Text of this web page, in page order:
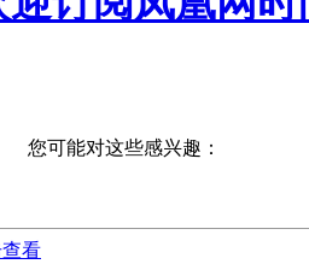
您可能对这些感兴趣：
看